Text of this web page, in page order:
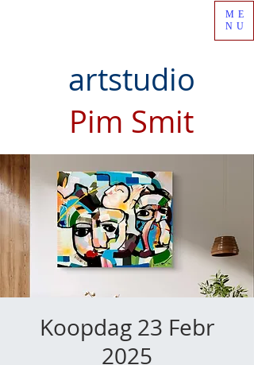
artstudio
Pim Smit
ME
NU
Koopdag 23 Febr
2025